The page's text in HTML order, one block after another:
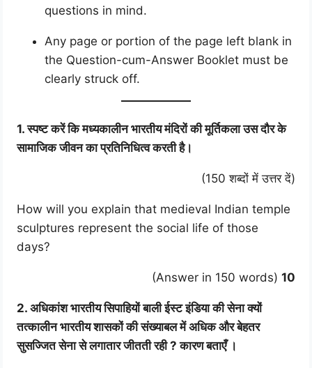
questions in mind.
Any page or portion of the page left blank in
the Question-cum-Answer Booklet must be
clearly struck off.
1. स्पष्ट करें कि मध्यकालीन भारतीय मंदिरों की मूर्तिकला उस दौर के
सामाजिक जीवन का प्रतिनिधित्व करती है।
(150 शब्दों में उत्तर दें)
How will you explain that medieval Indian temple
sculptures represent the social life of those
days?
(Answer in 150 words) 10
2. अधिकांश भारतीय सिपाहियों बाली ईस्ट इंडिया की सेना क्यों
तत्कालीन भारतीय शासकों की संख्याबल में अधिक और बेहतर
सुसज्जित सेना से लगातार जीतती रही ? कारण बताएँ ।